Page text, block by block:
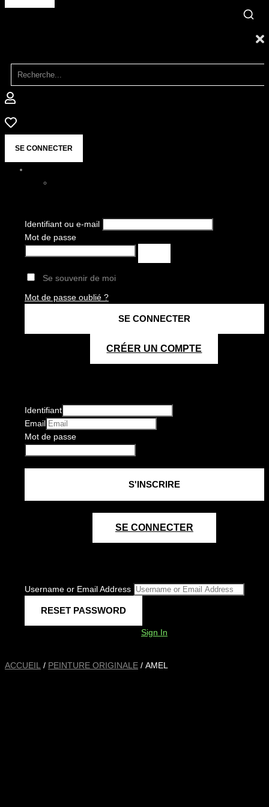
SE CONNECTER
Identifiant ou e-mail
Mot de passe
Se souvenir de moi
Mot de passe oublié ?
CRÉER UN COMPTE
Identifiant
Email
Mot de passe
SE CONNECTER
Username or Email Address
Sign In
ACCUEIL / PEINTURE ORIGINALE / AMEL